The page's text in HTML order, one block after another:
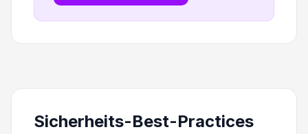
Sicherheits-Best-Practices